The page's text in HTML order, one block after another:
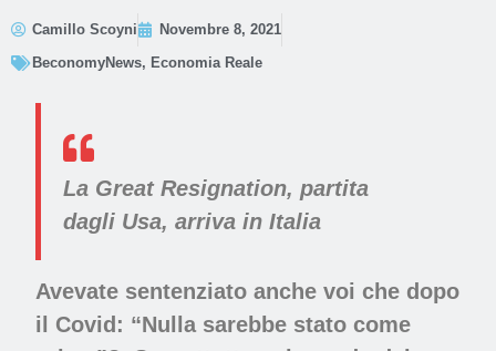
Camillo Scoyni
Novembre 8, 2021
BeconomyNews, Economia Reale
La Great Resignation, partita
dagli Usa, arriva in Italia
Avevate sentenziato anche voi che dopo
il Covid: “Nulla sarebbe stato come